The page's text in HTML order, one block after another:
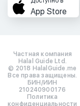
App Store
Частная компания
Halal Guide Ltd.
© 2018 HalalGuide.me
Все права защищены.
БИН/ИИН
210240900176
Политика
конфиденциальности